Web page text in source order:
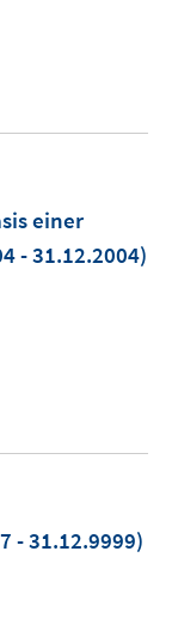
einer
- 31.12.2004)
- 31.12.9999)